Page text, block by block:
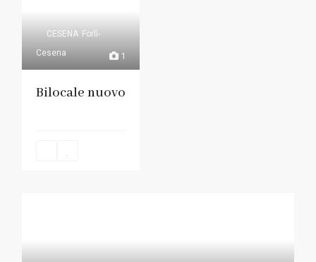
1
CESENA Forlì-
Cesena
Bilocale nuovo